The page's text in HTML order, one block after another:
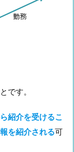
です。
紹介を受けるこ
を紹介される可